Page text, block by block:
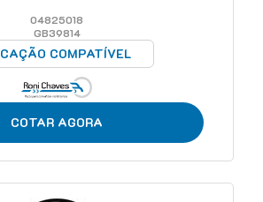
04825018
GB39814
COMPATÍVEL
COTAR AGORA